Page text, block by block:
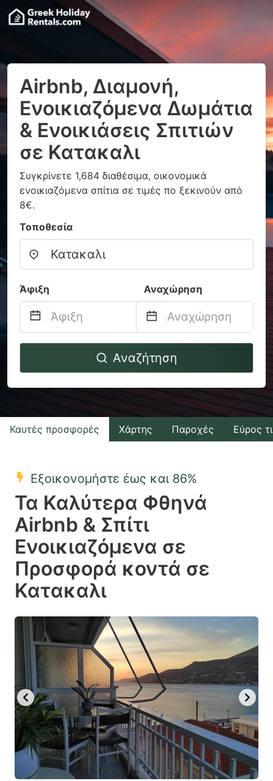
Airbnb, Διαμονή,
Ενοικιαζόμενα Δωμάτια
& Ενοικιάσεις Σπιτιών
σε Κατακαλι
Συγκρίνετε 1,684 διαθέσιμα, οικονομικά
ενοικιαζόμενα σπίτια σε τιμές πο ξεκινούν από
8€.
Τοποθεσία
Άφιξη Αναχώρηση
Navigate
to
with
the
select
a
date.
Press
question
mark
key
get
the
keyboard
shortcuts
for
changing
dates.
Navigate
backward
to
interact
with
the
select
a
Press
the
question
key
to
get
the
keyboard
shortcuts
for
changing
dates.
Αναζήτηση
Καυτές προσφορές Χάρτης Παροχές Εύρος
Εξοικονομήστε έως και 86%
Τα Καλύτερα Φθηνά
Airbnb & Σπίτι
Ενοικιαζόμενα σε
Προσφορά κοντά σε
Κατακαλι